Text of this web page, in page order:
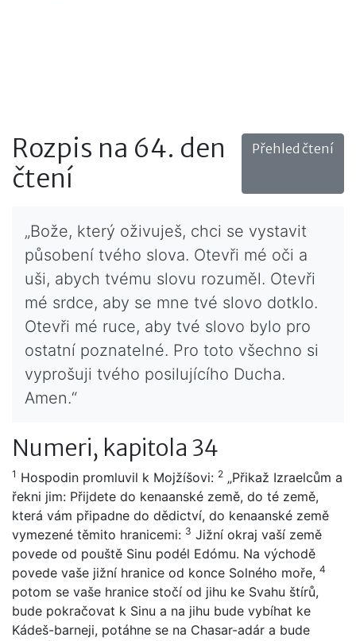
Rozpis na 64. den
čtení
Přehled čtení
„Bože, který oživuješ, chci se vystavit
působení tvého slova. Otevři mé oči a
uši, abych tvému slovu rozuměl. Otevři
mé srdce, aby se mne tvé slovo dotklo.
Otevři mé ruce, aby tvé slovo bylo pro
ostatní poznatelné. Pro toto všechno si
vyprošuji tvého posilujícího Ducha.
Amen.“
Numeri, kapitola 34
1 Hospodin promluvil k Mojžíšovi: 2 „Přikaž Izraelcům a
řekni jim: Přijdete do kenaanské země, do té země,
která vám připadne do dědictví, do kenaanské země
vymezené těmito hranicemi: 3 Jižní okraj vaší země
povede od pouště Sinu podél Edómu. Na východě
povede vaše jižní hranice od konce Solného moře, 4
potom se vaše hranice stočí od jihu ke Svahu štírů,
bude pokračovat k Sinu a na jihu bude vybíhat ke
Kádeš-barneji, potáhne se na Chasar-adár a bude